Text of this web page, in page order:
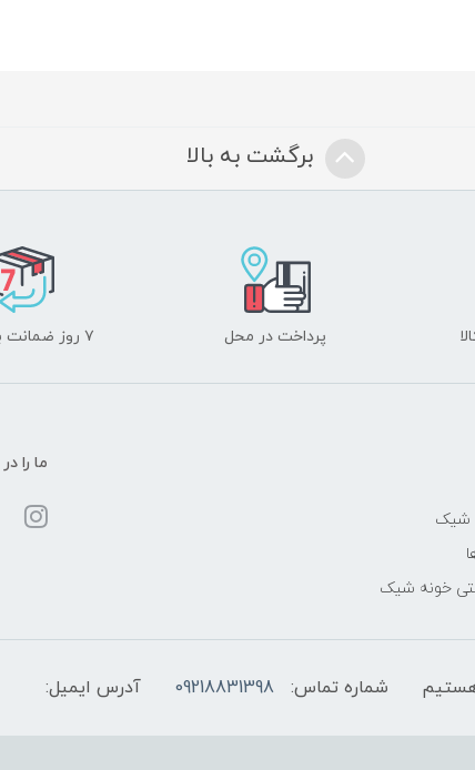
برگشت به بالا
پرداخت در محل ۷ روز ضمانت بازگشت
شیک
خونه شیک
ما را
شماره تماس: 09218831398 آدرس ایمیل: